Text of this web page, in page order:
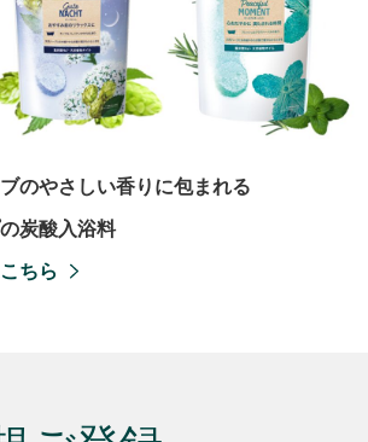
のやさしい香りに包まれる
炭酸入浴料
ちら